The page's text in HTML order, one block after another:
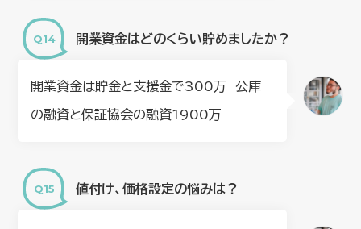
開業資金はどのくらい貯めましたか？
開業資金は貯金と支援金で300万 公庫
の融資と保証協会の融資1900万
値付け、価格設定の悩みは？